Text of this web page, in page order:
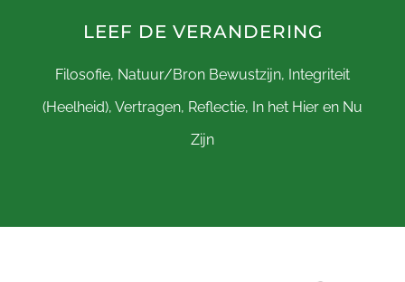
LEEF DE VERANDERING
Filosofie, Natuur/Bron Bewustzijn, Integriteit
(Heelheid), Vertragen, Reflectie, In het Hier en Nu
Zijn